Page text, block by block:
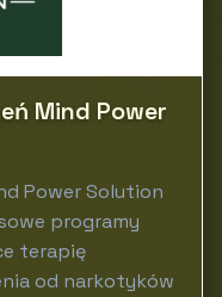
Mind Power
Power Solution
programy
terapię
od narkotyków